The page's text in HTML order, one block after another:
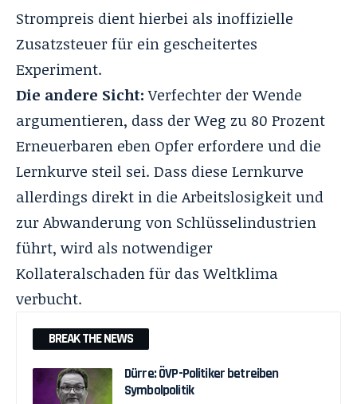
Strompreis dient hierbei als inoffizielle
Zusatzsteuer für ein gescheitertes
Experiment.
Die andere Sicht:Verfechter der Wende
argumentieren, dass der Weg zu 80 Prozent
Erneuerbaren eben Opfer erfordere und die
Lernkurve steil sei. Dass diese Lernkurve
allerdings direkt in die Arbeitslosigkeit und
zur Abwanderung von Schlüsselindustrien
führt, wird als notwendiger
Kollateralschaden für das Weltklima
verbucht.
BREAK THE NEWS
Dürre: ÖVP-Politiker betreiben
Symbolpolitik